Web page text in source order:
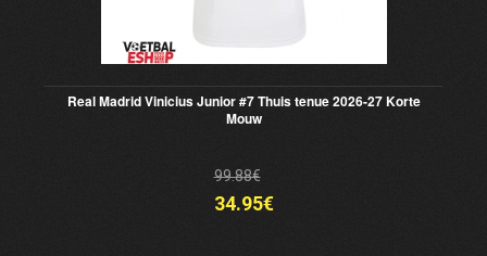
Real Madrid Vinicius Junior #7 Thuis tenue 2026-27 Korte
Mouw
99.88€
34.95€